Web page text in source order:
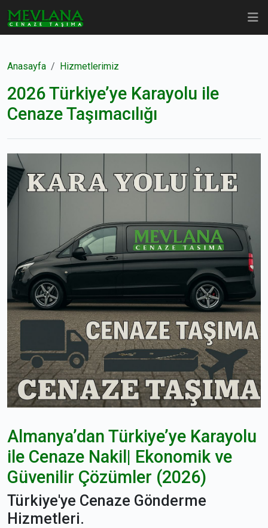
Anasayfa Hizmetlerimiz
2026 Türkiye’ye Karayolu ile
Cenaze Taşımacılığı
Almanya’dan Türkiye’ye Karayolu
ile Cenaze Nakil| Ekonomik ve
Güvenilir Çözümler (2026)
Türkiye'ye Cenaze Gönderme
Hizmetleri.